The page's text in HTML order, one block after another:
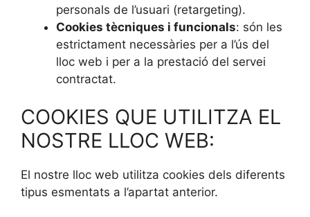
personals de l’usuari (retargeting).
Cookies tècniques i funcionals: són les
estrictament necessàries per a l’ús del
lloc web i per a la prestació del servei
contractat.
COOKIES QUE UTILITZA EL
NOSTRE LLOC WEB:
El nostre lloc web utilitza cookies dels diferents
tipus esmentats a l’apartat anterior.